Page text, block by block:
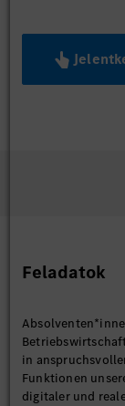
Feladatok
in
Funktionen
digitaler und